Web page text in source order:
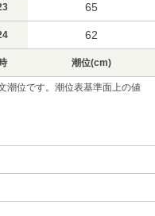
65
62
潮位(cm)
潮位です。潮位表基準面上の値